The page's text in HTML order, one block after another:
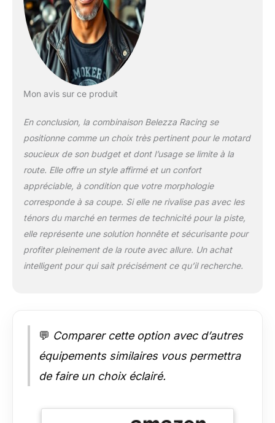
Mon avis sur ce produit
En conclusion, la combinaison Belezza Racing se
positionne comme un choix très pertinent pour le motard
soucieux de son budget et dont l’usage se limite à la
route. Elle offre un style affirmé et un confort
appréciable, à condition que votre morphologie
corresponde à sa coupe. Si elle ne rivalise pas avec les
ténors du marché en termes de technicité pour la piste,
elle représente une solution honnête et sécurisante pour
profiter pleinement de la route avec allure. Un achat
intelligent pour qui sait précisément ce qu’il recherche.
💬 Comparer cette option avec d’autres
équipements similaires vous permettra
de faire un choix éclairé.